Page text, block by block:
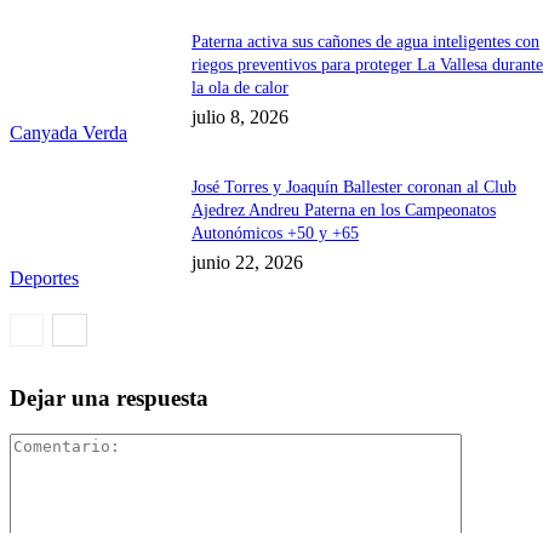
Canyada Verda
Paterna activa sus cañones de agua inteligentes con
riegos preventivos para proteger La Vallesa durante
la ola de calor
julio 8, 2026
Deportes
José Torres y Joaquín Ballester coronan al Club
Ajedrez Andreu Paterna en los Campeonatos
Autonómicos +50 y +65
junio 22, 2026
Dejar una respuesta